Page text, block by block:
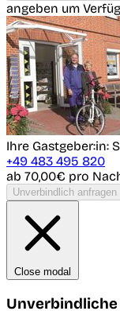
angeben um
Ihre Gastgeber:in:
+49 483 495 820
ab 70,00€ pro
Unverbindlich anfragen
Close modal